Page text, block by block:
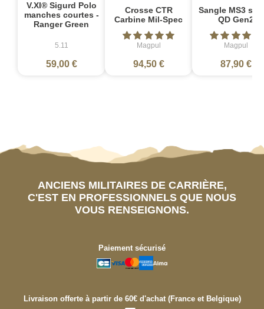
V.XI® Sigurd Polo
manches courtes -
Ranger Green
5.11
59,00 €
Crosse CTR
Carbine Mil-Spec
Magpul
94,50 €
Sangle MS3
QD Gen2
Magpul
87,90 €
ANCIENS MILITAIRES DE CARRIÈRE,
C'EST EN PROFESSIONNELS QUE NOUS
VOUS RENSEIGNONS.
Paiement sécurisé
Livraison offerte à partir de 60€ d'achat (France et Belgique)